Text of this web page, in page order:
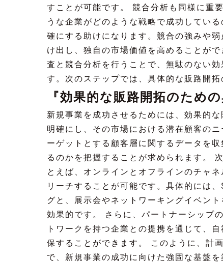
すことが可能です。 競合分析も同様に重
うな企業がどのような戦略で成功してい
確にする助けになります。競合の強みや
け出し、独自の市場価値を高めることが
査と競合分析を行うことで、無駄のない
す。次のステップでは、具体的な販路開
『効果的な販路開拓のための
新規事業を成功させるためには、効果的
明確にし、その市場における潜在顧客の
ーゲットとする顧客層に関するデータを
るのかを把握することが求められます。
とえば、オンラインとオフラインのチャ
リーチすることが可能です。具体的には
グと、展示会やネットワーキングイベン
効果的です。 さらに、パートナーシップ
トワークを持つ企業との提携を通じて、
保することができます。 このように、計
で、新規事業の成功に向けた強固な基盤を